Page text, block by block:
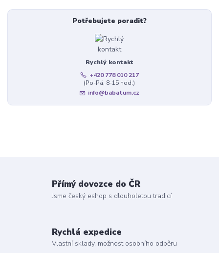
Potřebujete poradit?
Rychlý kontakt
+420 778 010 217
(Po-Pá, 8-15 hod.)
info@babatum.cz
Přímý dovozce do ČR
Jsme český eshop s dlouholetou tradicí
Rychlá expedice
Vlastní sklady, možnost osobního odběru